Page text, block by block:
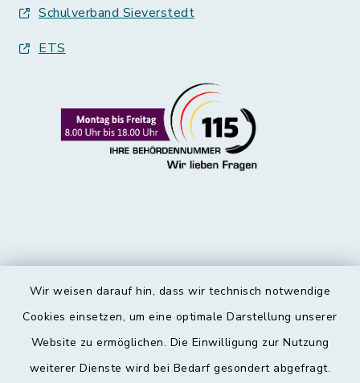
Wir weisen darauf hin, dass wir technisch notwendige
Cookies einsetzen, um eine optimale Darstellung unserer
Website zu ermöglichen. Die Einwilligung zur Nutzung
weiterer Dienste wird bei Bedarf gesondert abgefragt.
Schulverband Sieverstedt
ETS
Kontakt